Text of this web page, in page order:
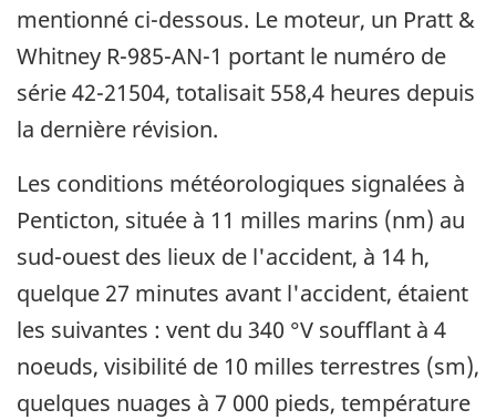
mentionné ci-dessous. Le moteur, un Pratt &
Whitney R-985-AN-1 portant le numéro de
série 42-21504, totalisait 558,4 heures depuis
la dernière révision.
Les conditions météorologiques signalées à
Penticton, située à 11 milles marins (nm) au
sud-ouest des lieux de l'accident, à 14 h,
quelque 27 minutes avant l'accident, étaient
les suivantes : vent du 340 °V soufflant à 4
noeuds, visibilité de 10 milles terrestres (sm),
quelques nuages à 7 000 pieds, température